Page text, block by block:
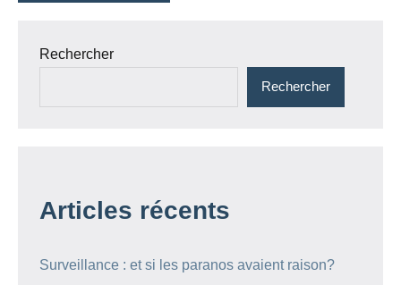
Rechercher
Rechercher
Articles récents
Surveillance : et si les paranos avaient raison?